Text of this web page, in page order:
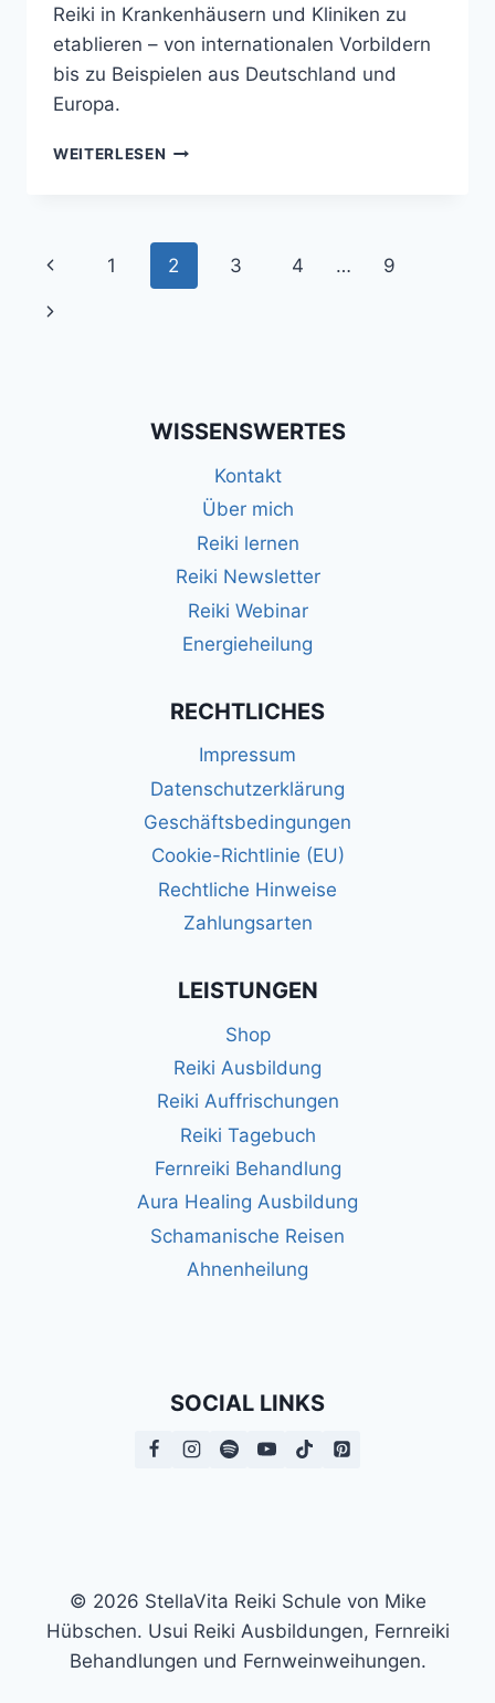
Reiki in Krankenhäusern und Kliniken zu
etablieren – von internationalen Vorbildern
bis zu Beispielen aus Deutschland und
Europa.
WEITERLESEN REIKI
ENERGIEARBEIT
DIE
MODERNE
Seitennavigation
Vorherige
Seite
1 2 3 4 … 9
Nächste
WISSENSWERTES
Kontakt
Über mich
Reiki lernen
Reiki Newsletter
Reiki Webinar
Energieheilung
RECHTLICHES
Impressum
Datenschutzerklärung
Geschäftsbedingungen
Cookie-Richtlinie (EU)
Rechtliche Hinweise
Zahlungsarten
LEISTUNGEN
Shop
Reiki Ausbildung
Reiki Auffrischungen
Reiki Tagebuch
Fernreiki Behandlung
Aura Healing Ausbildung
Schamanische Reisen
Ahnenheilung
SOCIAL LINKS
© 2026 StellaVita Reiki Schule von Mike
Hübschen. Usui Reiki Ausbildungen, Fernreiki
Behandlungen und Fernweinweihungen.